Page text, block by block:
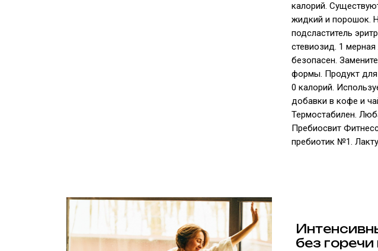
калорий.
жидкий и порошок.
подсластитель
стевиозид. 1
безопасен.
формы. Продукт для
0 калорий.
добавки в кофе и
Термостабилен.
Пребиосвит
пребиотик №1.
без